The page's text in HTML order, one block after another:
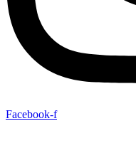
Facebook-f